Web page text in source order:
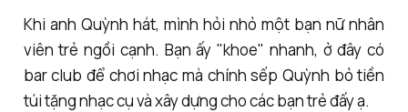
Khi anh Quỳnh hát, mình hỏi nhỏ một bạn nữ nhân
viên trẻ ngồi cạnh. Bạn ấy "khoe" nhanh, ở đây có
bar club để chơi nhạc mà chính sếp Quỳnh bỏ tiền
túi tặng nhạc cụ và xây dựng cho các bạn trẻ đấy ạ.